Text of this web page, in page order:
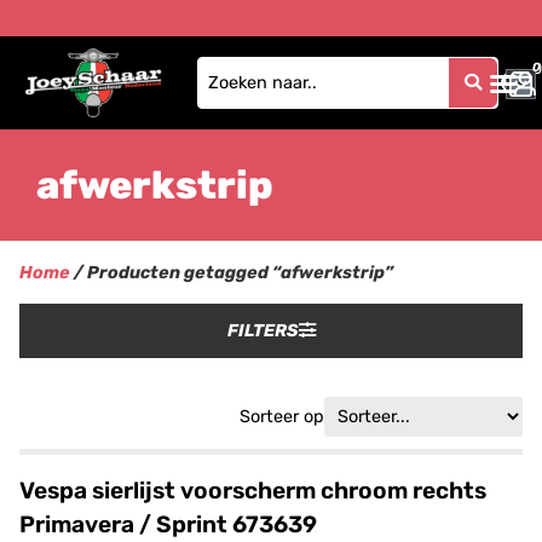
0
0
afwerkstrip
Home/ Producten getagged “afwerkstrip”
FILTERS
Sorteer op
Vespa sierlijst voorscherm chroom rechts
Primavera / Sprint 673639